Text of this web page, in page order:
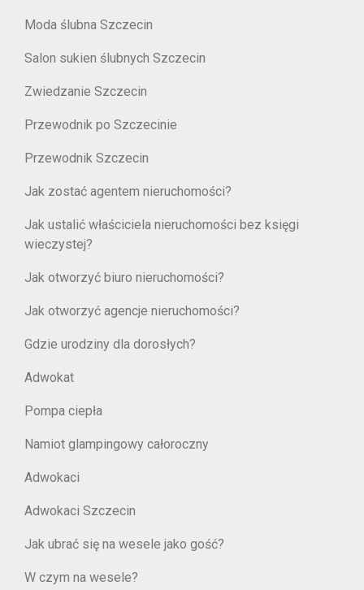
Moda ślubna Szczecin
Salon sukien ślubnych Szczecin
Zwiedzanie Szczecin
Przewodnik po Szczecinie
Przewodnik Szczecin
Jak zostać agentem nieruchomości?
Jak ustalić właściciela nieruchomości bez księgi
wieczystej?
Jak otworzyć biuro nieruchomości?
Jak otworzyć agencje nieruchomości?
Gdzie urodziny dla dorosłych?
Adwokat
Pompa ciepła
Namiot glampingowy całoroczny
Adwokaci
Adwokaci Szczecin
Jak ubrać się na wesele jako gość?
W czym na wesele?